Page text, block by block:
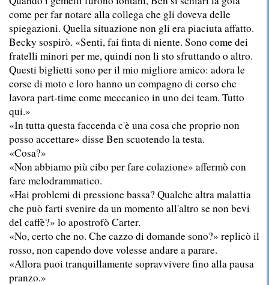
come per far notare alla collega che gli doveva delle
spiegazioni. Quella situazione non gli era piaciuta affatto.
Becky sospirò. «Senti, fai finta di niente. Sono come dei
fratelli minori per me, quindi non li sto sfruttando o altro.
Questi biglietti sono per il mio migliore amico: adora le
corse di moto e loro hanno un compagno di corso che
lavora part-time come meccanico in uno dei team. Tutto
qui.»
«In tutta questa faccenda c'è una cosa che proprio non
posso accettare» disse Ben scuotendo la testa.
«Cosa?»
«Non abbiamo più cibo per fare colazione» affermò con
fare melodrammatico.
«Hai problemi di pressione bassa? Qualche altra malattia
che può farti svenire da un momento all'altro se non bevi
del caffè?» lo apostrofò Carter.
«No, certo che no. Che cazzo di domande sono?» replicò il
rosso, non capendo dove volesse andare a parare.
«Allora puoi tranquillamente sopravvivere fino alla pausa
pranzo.»